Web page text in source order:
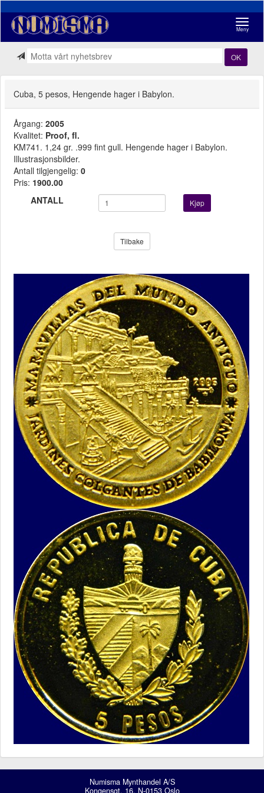
Meny
OK
Cuba, 5 pesos, Hengende hager i Babylon.
Årgang: 2005
Kvalitet: Proof, fl.
KM741. 1,24 gr. .999 fint gull. Hengende hager i Babylon.
Illustrasjonsbilder.
Antall tilgjengelig: 0
Pris: 1900.00
ANTALL
Kjøp
Tilbake
Numisma Mynthandel A/S
Kongensgt. 16, N-0153 Oslo